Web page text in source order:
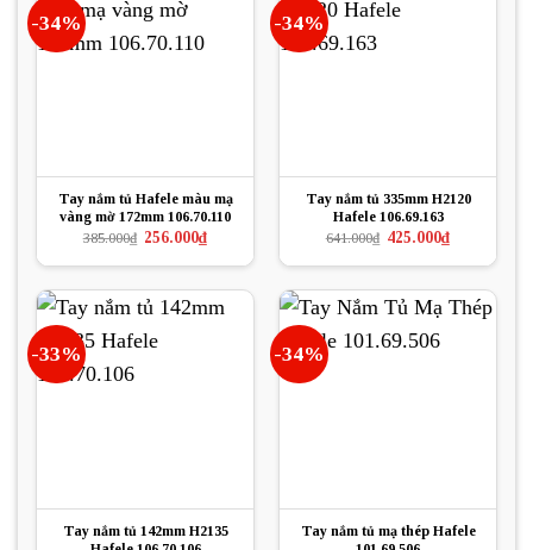
-34%
Tay nắm tủ Hafele màu mạ
vàng mờ 172mm 106.70.110
385.000₫ Giá
là:
256.000₫Giá
hiện
tại
256.000₫.
-34%
Tay nắm tủ 335mm H2120
Hafele 106.69.163
641.000₫ Giá
là:
425.000₫Giá
hiện
tại
425.000₫.
-33%
Tay nắm tủ 142mm H2135
-34%
Tay nắm tủ mạ thép Hafele